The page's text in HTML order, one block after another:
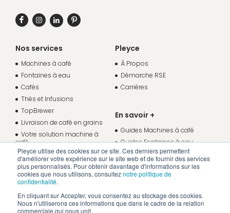
Pleyce utilise des cookies sur ce site. Ces derniers permettent
d'améliorer votre expérience sur le site web et de fournir des services
plus personnalisés. Pour obtenir davantage d'informations sur les
cookies que nous utilisons, consulteznotre politique de
confidentialité.
En cliquant sur Accepter, vous consentez au stockage des cookies.
Nous n'utiliserons ces informations que dans le cadre de la relation
commerciale qui nous unit.
Nos services
Machines à café
Fontaines à eau
Cafés
Thés et Infusions
TopBrewer
Livraison de café en grains
Votre solution machine à
café
Votre solution fontaine à eau
Pleyce
À Propos
Démarche RSE
Carrières
En savoir +
Guides Machines à café
Guides Fontaines à eau
Études de cas
Espace client
Nous contacter